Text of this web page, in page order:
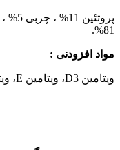
81%.
مواد افزودنی :
ویتامین D3، ویتامین E، ویتامین B، تورین، روی، منگنز، ید، مس.